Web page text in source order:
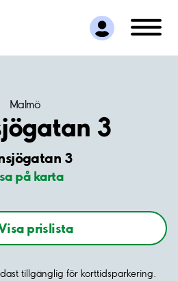
Malmö
3
3
på karta
prislista
tillgänglig för korttidsparkering.